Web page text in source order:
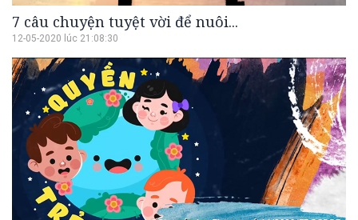
7 câu chuyện tuyệt vời để nuôi...
12-05-2020 lúc 21:08:30